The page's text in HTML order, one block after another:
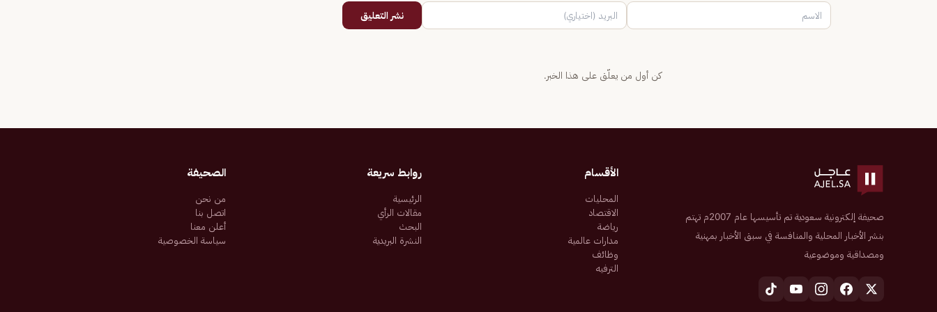
نشر التعليق
كن أول من يعلّق على هذا الخبر.
صحيفة إلكترونية سعودية تم تأسيسها عام 2007م تهتم
بنشر الأخبار المحلية والمنافسة في سبق الأخبار بمهنية
ومصداقية وموضوعية
الأقسام
المحليات
الاقتصاد
رياضة
مدارات عالمية
وظائف
الترفيه
روابط سريعة
الرئيسية
مقالات الرأي
البحث
النشرة البريدية
الصحيفة
من نحن
اتصل بنا
أعلن معنا
سياسة الخصوصية